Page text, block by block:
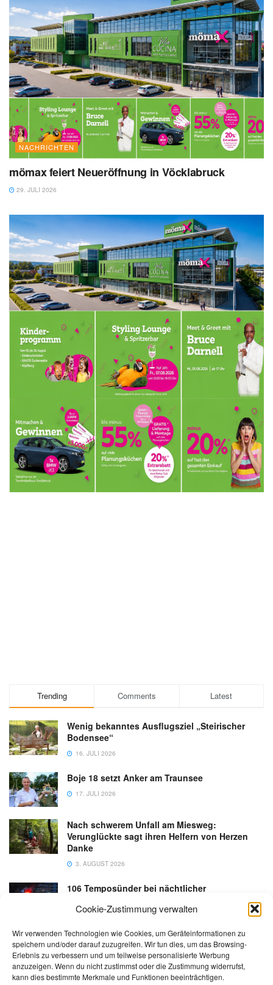
Cookie-Zustimmung verwalten
Wir verwenden Technologien wie Cookies, um Geräteinformationen zu
speichern und/oder darauf zuzugreifen. Wir tun dies, um das Browsing-
Erlebnis zu verbessern und um teilweise personalisierte Werbung
anzuzeigen. Wenn du nicht zustimmst oder die Zustimmung widerrufst,
kann dies bestimmte Merkmale und Funktionen beeinträchtigen.
NACHRICHTEN
mömax feiert Neueröffnung in Vöcklabruck
29. JULI 2026
Trending Comments Latest
Wenig bekanntes Ausflugsziel „Steirischer
Bodensee“
16. JULI 2026
Boje 18 setzt Anker am Traunsee
17. JULI 2026
Nach schwerem Unfall am Miesweg:
Verunglückte sagt ihren Helfern von Herzen
Danke
3. AUGUST 2026
106 Temposünder bei nächtlicher